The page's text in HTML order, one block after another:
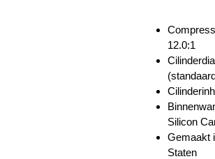
12.0:1
Silicon
Gemaakt
Staten